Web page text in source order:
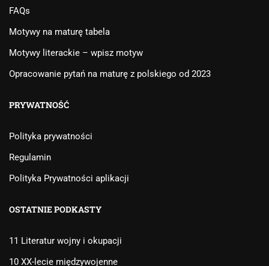
FAQs
Motywy na maturę tabela
Motywy literackie – wpisz motyw
Opracowanie pytań na maturę z polskiego od 2023
PRYWATNOŚĆ
Polityka prywatności
Regulamin
Polityka Prywatności aplikacji
OSTATNIE PODKASTY
11 Literatur wojny i okupacji
10 XX-lecie międzywojenne